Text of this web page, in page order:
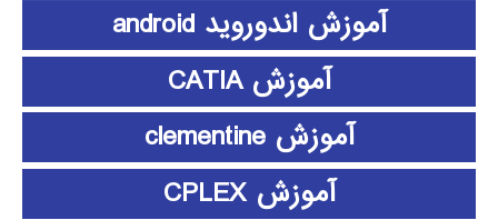
آموزش اندوروید android
آموزش CATIA
آموزش clementine
آموزش CPLEX